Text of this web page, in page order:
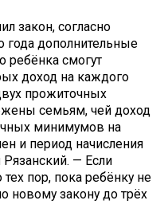
закон, согласно
года дополнительные
ребёнка смогут
доход на каждого
прожиточных
семьям, чей доход
минимумов на
и период начисления
— Если
пор, пока ребёнку не
новому закону до трёх